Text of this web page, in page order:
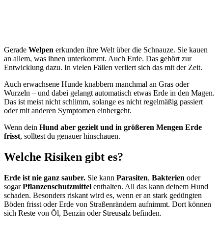
Gerade Welpen erkunden ihre Welt über die Schnauze. Sie kauen
an allem, was ihnen unterkommt. Auch Erde. Das gehört zur
Entwicklung dazu. In vielen Fällen verliert sich das mit der Zeit.
Auch erwachsene Hunde knabbern manchmal an Gras oder
Wurzeln – und dabei gelangt automatisch etwas Erde in den Magen.
Das ist meist nicht schlimm, solange es nicht regelmäßig passiert
oder mit anderen Symptomen einhergeht.
Wenn dein Hund aber gezielt und in größeren Mengen Erde
frisst, solltest du genauer hinschauen.
Welche Risiken gibt es?
Erde ist nie ganz sauber. Sie kann Parasiten, Bakterien oder
sogarPflanzenschutzmittel enthalten. All das kann deinem Hund
schaden. Besonders riskant wird es, wenn er an stark gedüngten
Böden frisst oder Erde von Straßenrändern aufnimmt. Dort können
sich Reste von Öl, Benzin oder Streusalz befinden.